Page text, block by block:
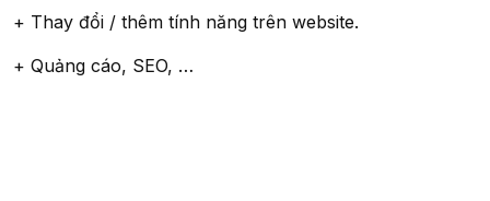
+ Thay đổi / thêm tính năng trên website.
+ Quảng cáo, SEO, …